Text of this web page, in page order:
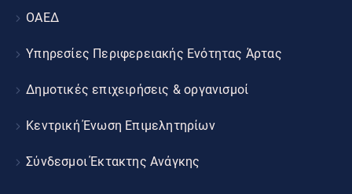
ΟΑΕΔ
Υπηρεσίες Περιφερειακής Ενότητας Άρτας
Δημοτικές επιχειρήσεις & οργανισμοί
Κεντρική Ένωση Επιμελητηρίων
Σύνδεσμοι Έκτακτης Ανάγκης